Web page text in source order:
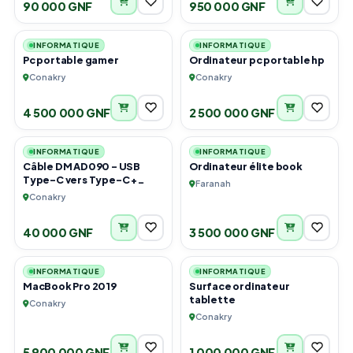
90 000 GNF 950 000 GNF
6
INFORMATIQUE
Pc portable gamer
Conakry
4 500 000 GNF
5
INFORMATIQUE
Ordinateur pc portable hp
Conakry
2 500 000 GNF
1
INFORMATIQUE
Câble DM AD090 – USB
Type-C vers Type-C +
USB-A 35 cm
Conakry
40 000 GNF
5
INFORMATIQUE
Ordinateur élite book
Faranah
3 500 000 GNF
4
INFORMATIQUE
MacBook Pro 2019
Conakry
5
INFORMATIQUE
Surface ordinateur
tablette
Conakry